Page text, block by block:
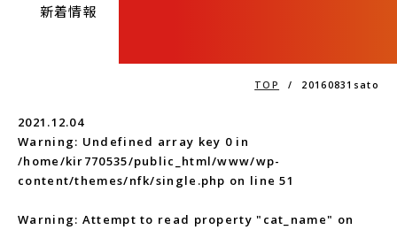
新着情報
TOP / 20160831sato
2021.12.04
Warning: Undefined array key 0 in
/home/kir770535/public_html/www/wp-
content/themes/nfk/single.php on line51
Warning: Attempt to read property "cat_name" on